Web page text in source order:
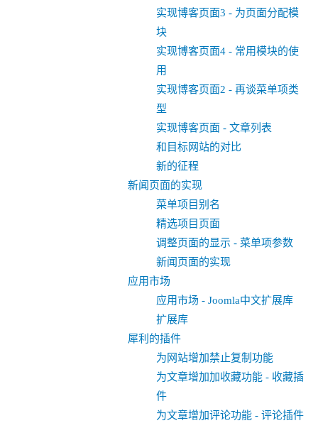
实现博客页面3 - 为页面分配模
块
实现博客页面4 - 常用模块的使
用
实现博客页面2 - 再谈菜单项类
型
实现博客页面 - 文章列表
和目标网站的对比
新的征程
新闻页面的实现
菜单项目别名
精选项目页面
调整页面的显示 - 菜单项参数
新闻页面的实现
应用市场
应用市场 - Joomla中文扩展库
扩展库
犀利的插件
为网站增加禁止复制功能
为文章增加加收藏功能 - 收藏插
件
为文章增加评论功能 - 评论插件